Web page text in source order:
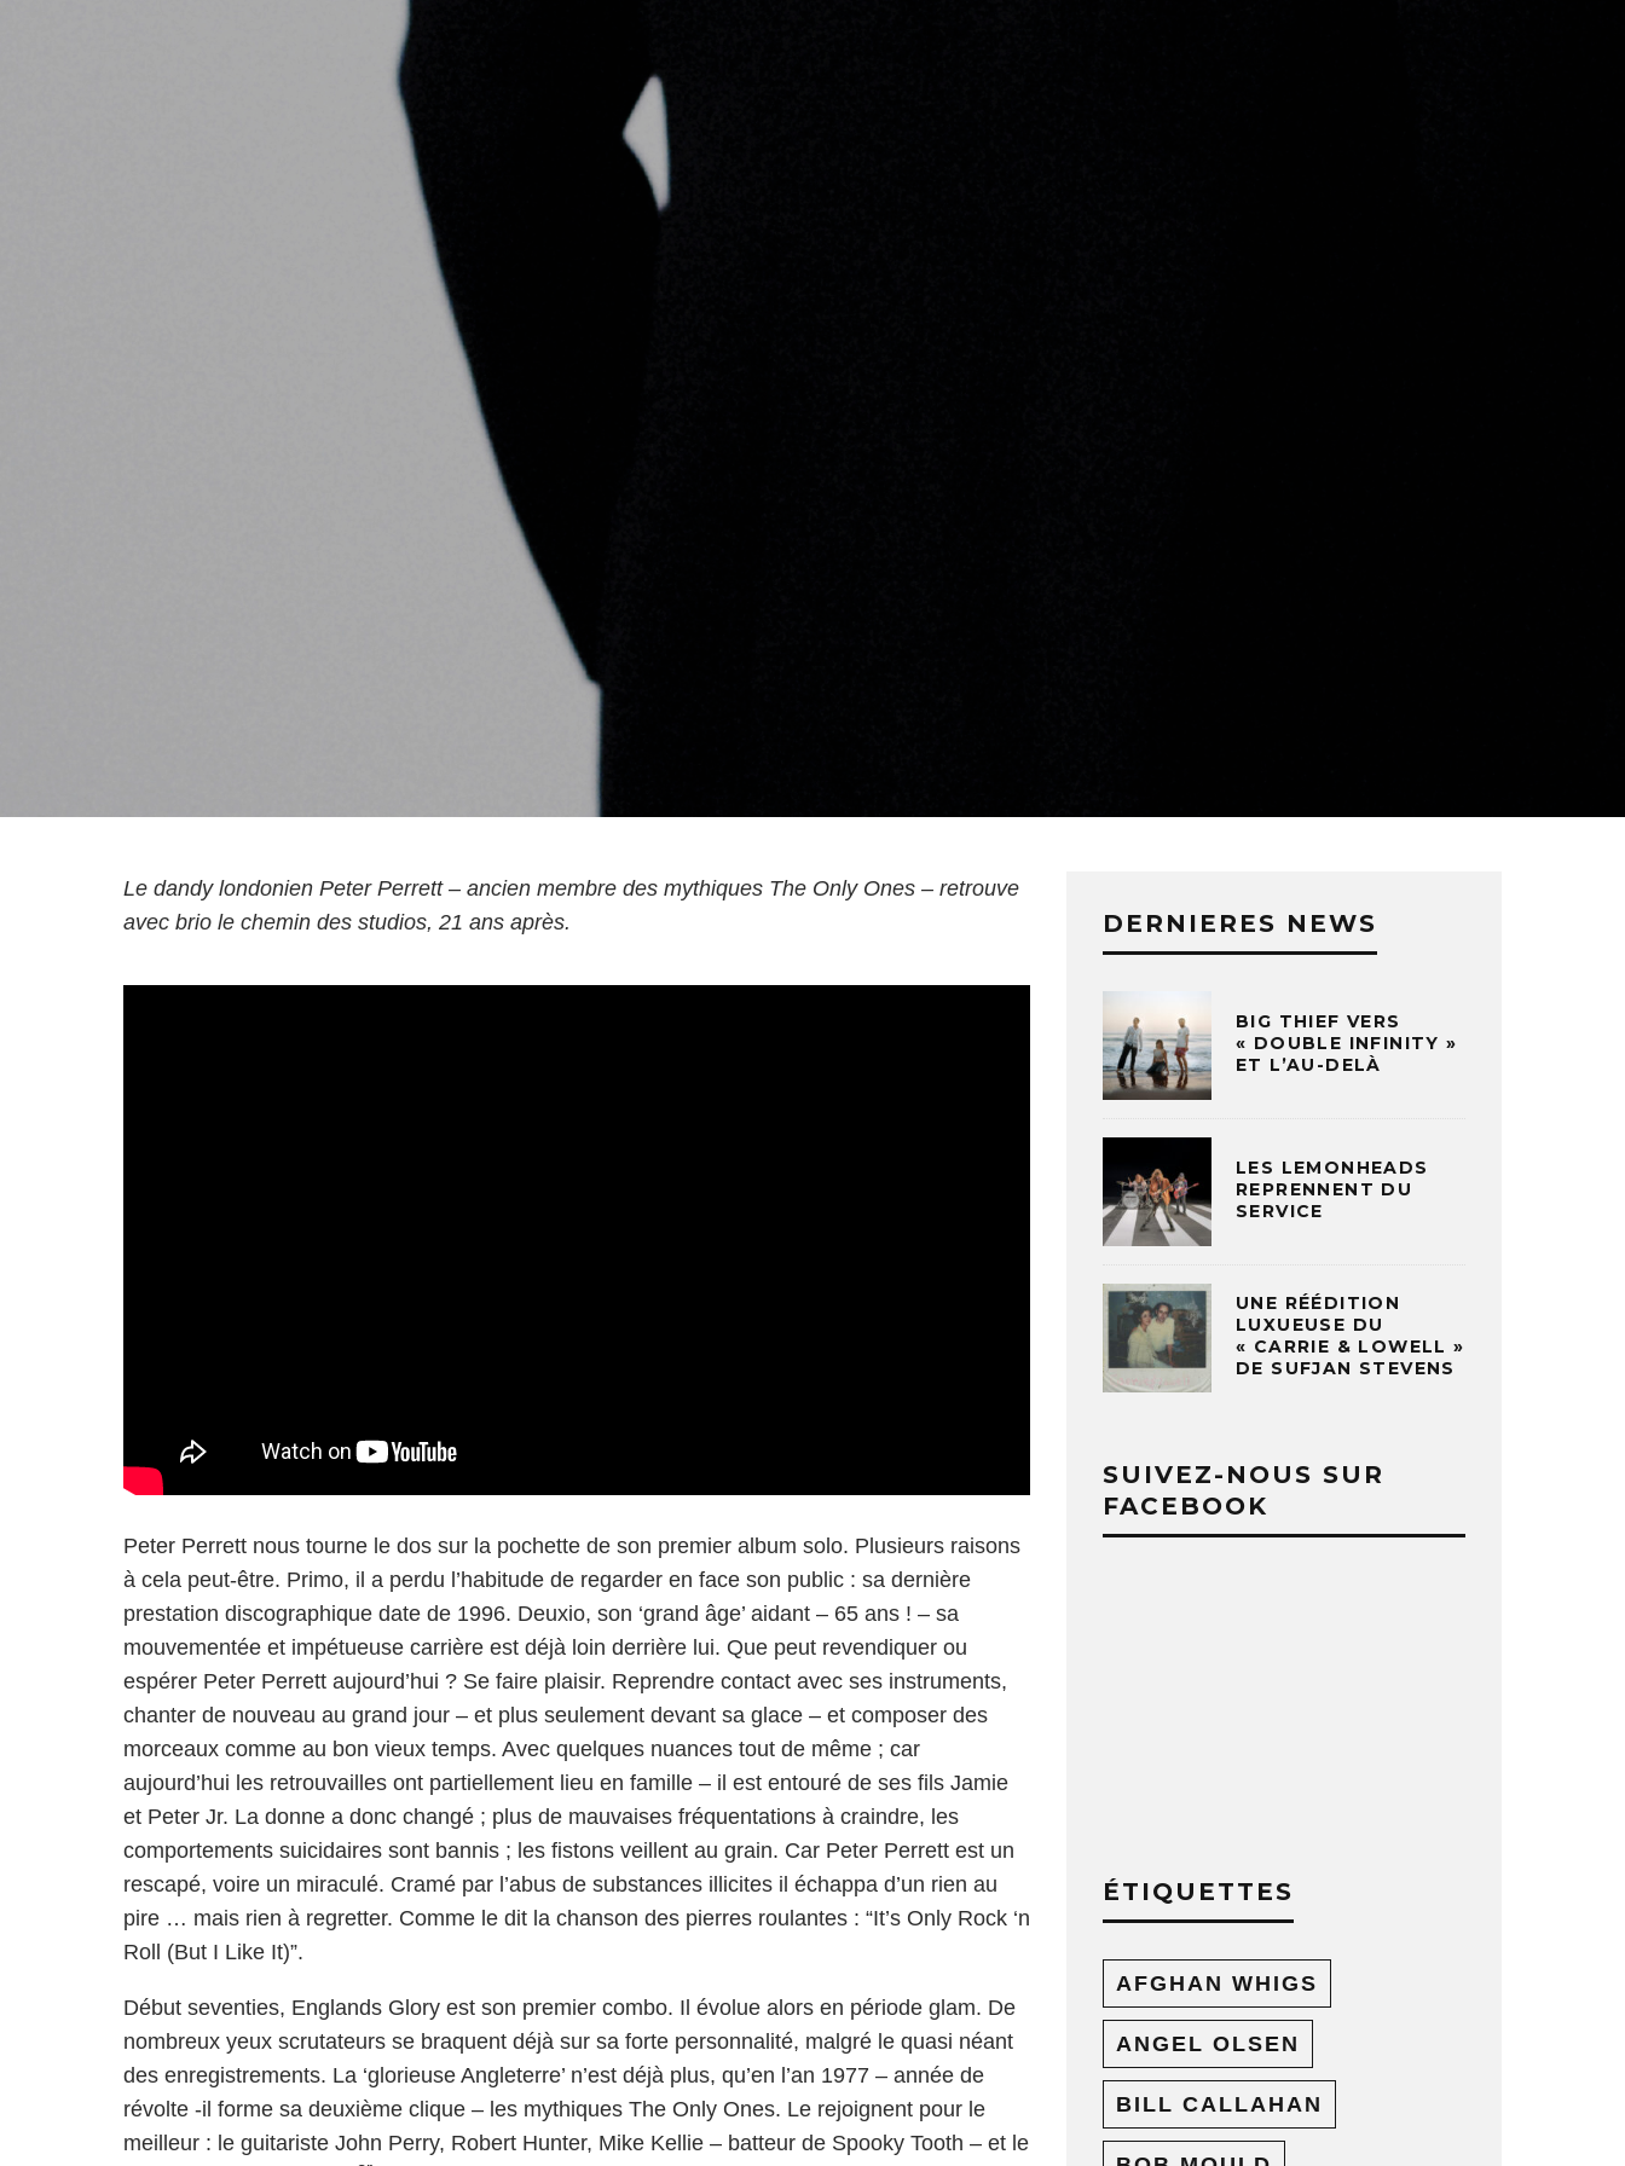
Le dandy londonien Peter Perrett – ancien membre des mythiques The Only Ones – retrouve
avec brio le chemin des studios, 21 ans après.
Peter Perrett nous tourne le dos sur la pochette de son premier album solo. Plusieurs raisons
à cela peut-être. Primo, il a perdu l’habitude de regarder en face son public : sa dernière
prestation discographique date de 1996. Deuxio, son ‘grand âge’ aidant – 65 ans ! – sa
mouvementée et impétueuse carrière est déjà loin derrière lui. Que peut revendiquer ou
espérer Peter Perrett aujourd’hui ? Se faire plaisir. Reprendre contact avec ses instruments,
chanter de nouveau au grand jour – et plus seulement devant sa glace – et composer des
morceaux comme au bon vieux temps. Avec quelques nuances tout de même ; car
aujourd’hui les retrouvailles ont partiellement lieu en famille – il est entouré de ses fils Jamie
et Peter Jr. La donne a donc changé ; plus de mauvaises fréquentations à craindre, les
comportements suicidaires sont bannis ; les fistons veillent au grain. Car Peter Perrett est un
rescapé, voire un miraculé. Cramé par l’abus de substances illicites il échappa d’un rien au
pire … mais rien à regretter. Comme le dit la chanson des pierres roulantes : “It’s Only Rock ‘n
Roll (But I Like It)”.
Début seventies, Englands Glory est son premier combo. Il évolue alors en période glam. De
nombreux yeux scrutateurs se braquent déjà sur sa forte personnalité, malgré le quasi néant
des enregistrements. La ‘glorieuse Angleterre’ n’est déjà plus, qu’en l’an 1977 – année de
révolte -il forme sa deuxième clique – les mythiques The Only Ones. Le rejoignent pour le
meilleur : le guitariste John Perry, Robert Hunter, Mike Kellie – batteur de Spooky Tooth – et le
DERNIERES NEWS
BIG THIEF VERS
« DOUBLE INFINITY »
ET L’AU-DELÀ
LES LEMONHEADS
REPRENNENT DU
SERVICE
UNE RÉÉDITION
LUXUEUSE DU
« CARRIE & LOWELL »
DE SUFJAN STEVENS
SUIVEZ-NOUS SUR
FACEBOOK
ÉTIQUETTES
AFGHAN WHIGS
ANGEL OLSEN
BILL CALLAHAN